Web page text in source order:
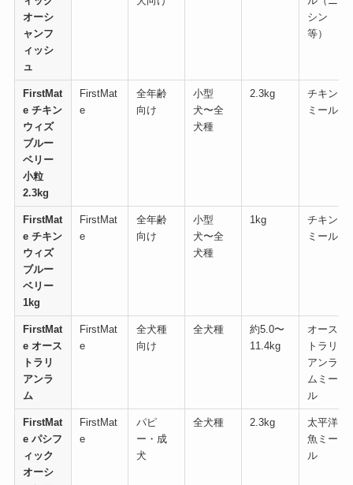
オーシ
ャンフ
ィッシ
ュ
シン
等）
FirstMat
e チキン
ウィズ
ブルー
ベリー
小粒
2.3kg
FirstMat
e
全年齢
向け
小型
犬〜全
犬種
2.3kg
チキン
ミール
FirstMat
e チキン
ウィズ
ブルー
ベリー
1kg
FirstMat
e
全年齢
向け
小型
犬〜全
犬種
1kg
チキン
ミール
FirstMat
e オース
トラリ
アンラ
ム
FirstMat
e
全犬種
向け
全犬種
約5.0〜
11.4kg
オース
トラリ
アンラ
ムミー
ル
FirstMat
e パシフ
ィック
オーシ
FirstMat
e
パピ
ー・成
犬
全犬種 2.3kg
太平洋
魚ミー
ル